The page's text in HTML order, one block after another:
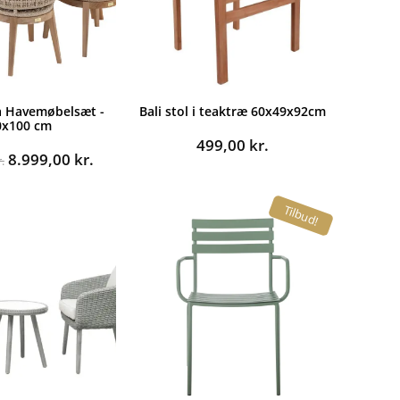
Havemøbelsæt -
cm
Den
8.999,00 kr.
Bali stol i teaktræ 60x49x92cm
499,00 kr.
Tilbud!